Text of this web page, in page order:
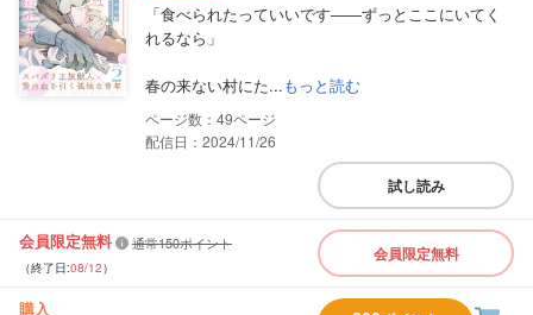
「食べられたっていいです――ずっとここにいてく
れるなら」
春の来ない村にた...もっと読む
49
配信日：2024/11/26
試し読み
会員限定無料 通常150ポイント
（終了日:08/12）
会員限定無料
購入